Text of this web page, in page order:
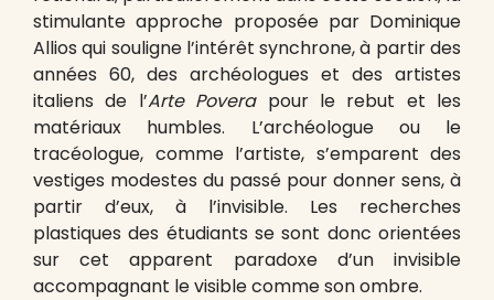
stimulante approche proposée par Dominique
Allios qui souligne l’intérêt synchrone, à partir des
années 60, des archéologues et des artistes
italiens de l’Arte Poverapour le rebut et les
matériaux humbles. L’archéologue ou le
tracéologue, comme l’artiste, s’emparent des
vestiges modestes du passé pour donner sens, à
partir d’eux, à l’invisible. Les recherches
plastiques des étudiants se sont donc orientées
sur cet apparent paradoxe d’un invisible
accompagnant le visible comme son ombre.